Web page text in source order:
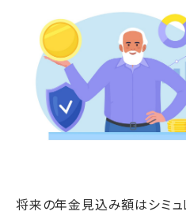
将来の年金見込み額はシミュ